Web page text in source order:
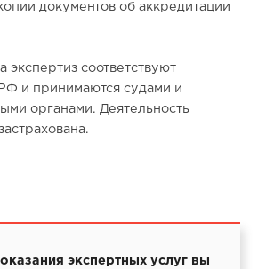
документов об аккредитации
экспертиз соответствуют
и принимаются судами и
органами. Деятельность
экспертных услуг вы